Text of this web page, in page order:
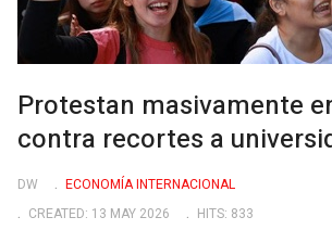
Protestan masivamente
contra recortes a
DW
ECONOMÍA INTERNACIONAL
CREATED: 13 MAY 2026
HITS: 833